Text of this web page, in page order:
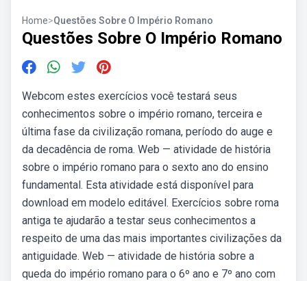
Home>Questões Sobre O Império Romano
Questões Sobre O Império Romano
Webcom estes exercícios você testará seus
conhecimentos sobre o império romano, terceira e
última fase da civilização romana, período do auge e
da decadência de roma. Web — atividade de história
sobre o império romano para o sexto ano do ensino
fundamental. Esta atividade está disponível para
download em modelo editável. Exercícios sobre roma
antiga te ajudarão a testar seus conhecimentos a
respeito de uma das mais importantes civilizações da
antiguidade. Web — atividade de história sobre a
queda do império romano para o 6º ano e 7º ano com